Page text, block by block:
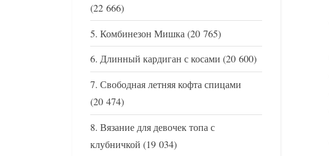
(22 666)
Комбинезон Мишка(20 765)
Длинный кардиган с косами (20 600)
Свободная летняя кофта спицами
(20 474)
Вязание для девочек топа с
клубничкой (19 034)